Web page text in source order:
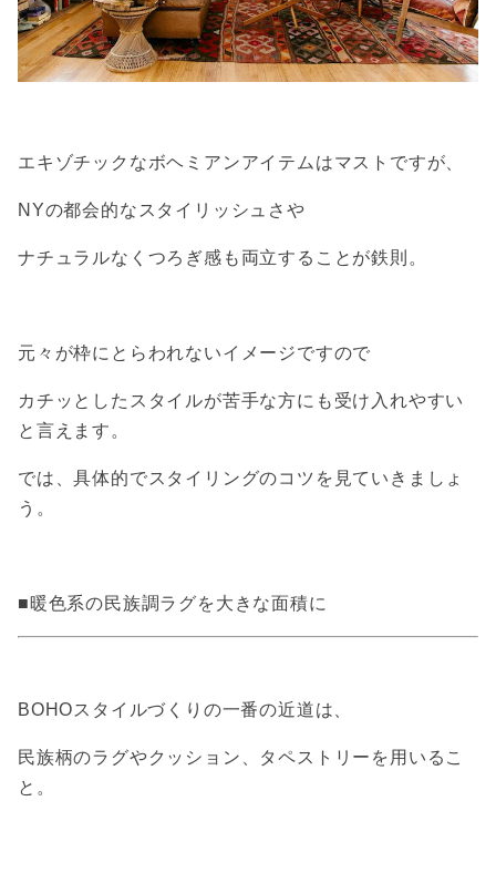
エキゾチックなボヘミアンアイテムはマストですが、
NYの都会的なスタイリッシュさや
ナチュラルなくつろぎ感も両立することが鉄則。
元々が枠にとらわれないイメージですので
カチッとしたスタイルが苦手な方にも受け入れやすい
と言えます。
では、具体的でスタイリングのコツを見ていきましょ
う。
■暖色系の民族調ラグを大きな面積に
BOHOスタイルづくりの一番の近道は、
民族柄のラグやクッション、タペストリーを用いるこ
と。